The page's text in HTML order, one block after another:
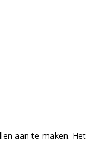
aan te maken.